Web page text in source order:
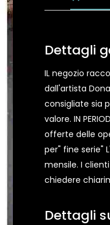
Dettagli
IL negozio
dall'artista
consigliate sia
valore. IN
offerte delle
per" fine serie"
mensile. I
chiedere
Dettagli